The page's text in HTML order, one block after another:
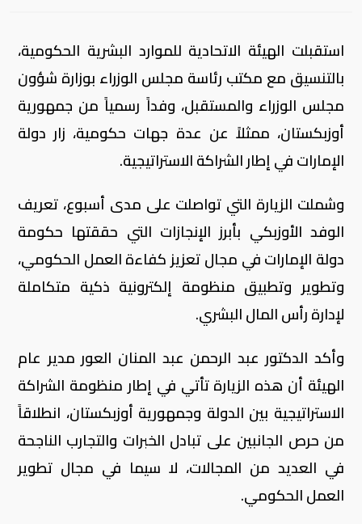
استقبلت الهيئة الاتحادية للموارد البشرية الحكومية،
بالتنسيق مع مكتب رئاسة مجلس الوزراء بوزارة شؤون
مجلس الوزراء والمستقبل، وفداً رسمياً من جمهورية
أوزبكستان، ممثلاً عن عدة جهات حكومية، زار دولة
الإمارات في إطار الشراكة الاستراتيجية.
وشملت الزيارة التي تواصلت على مدى أسبوع، تعريف
الوفد الأوزبكي بأبرز الإنجازات التي حققتها حكومة
دولة الإمارات في مجال تعزيز كفاءة العمل الحكومي،
وتطوير وتطبيق منظومة إلكترونية ذكية متكاملة
لإدارة رأس المال البشري.
وأكد الدكتور عبد الرحمن عبد المنان العور مدير عام
الهيئة أن هذه الزيارة تأتي في إطار منظومة الشراكة
الاستراتيجية بين الدولة وجمهورية أوزبكستان، انطلاقاً
من حرص الجانبين على تبادل الخبرات والتجارب الناجحة
في العديد من المجالات، لا سيما في مجال تطوير
العمل الحكومي.